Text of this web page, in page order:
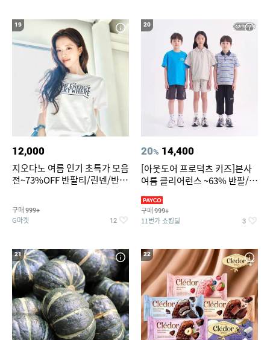
19
12,000
지오다노 여름 인기 초특가 모음
전~73%OFF 반팔티/린넨/반바
구매 999+
G마켓 12
20
20% 14,400
[아웃도어 프로덕츠 키즈]본사
여름 클리어런스 ~63% 반팔/반
구매 999+
11번가 쇼킹딜 3
21 22